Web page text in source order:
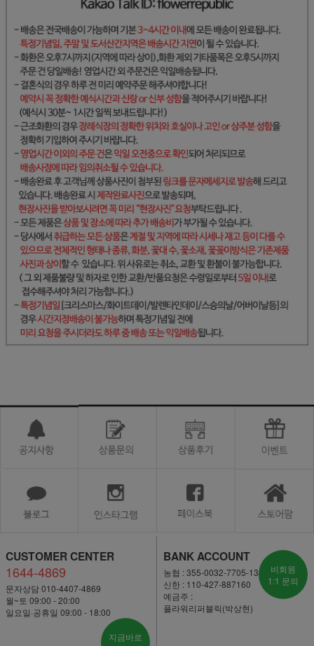
CUSTOMER CENTER
1644-4869
문자상담 010-4407-4869
월~토 09:00 - 20:00
일요일·공휴일 09:00 - 18:00
지금바로
BANK ACCOUNT
농협 : 355-0032-7705-13
신한 : 110-427-887160
예금주 :
플라워리퍼블릭(박상현)
비회원
1:1 문의